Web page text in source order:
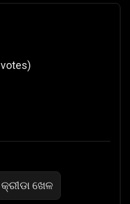
votes)
କ୍ରୀଡା ଖେଳ